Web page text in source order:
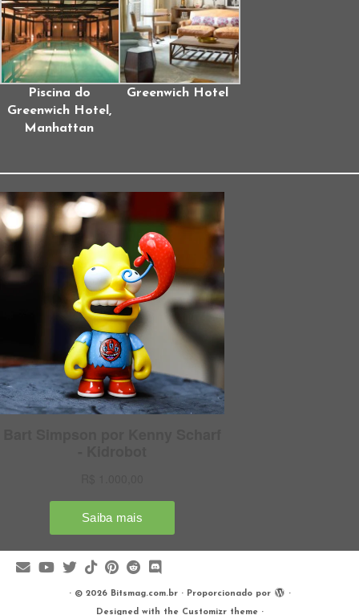
Piscina do
Greenwich Hotel,
Manhattan
Greenwich Hotel
· © 2026 Bitsmag.com.br· Proporcionado por ·
Designed with the Customizr theme ·